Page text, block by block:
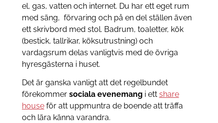
el, gas, vatten och internet. Du har ett eget rum
med säng, förvaring och på en del ställen även
ett skrivbord med stol. Badrum, toaletter, kök
(bestick, tallrikar, köksutrustning) och
vardagsrum delas vanligtvis med de övriga
hyresgästerna i huset.
Det är ganska vanligt att det regelbundet
förekommer sociala evenemangi ett share
houseför att uppmuntra de boende att träffa
och lära känna varandra.